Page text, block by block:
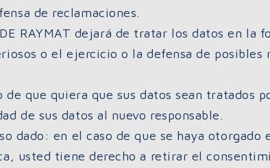
de reclamaciones.
RAYMAT dejará de tratar los datos en la
o el ejercicio o la defensa de posibles
que quiera que sus datos sean tratados
de sus datos al nuevo responsable.
dado: en el caso de que se haya otorgado
usted tiene derecho a retirar el